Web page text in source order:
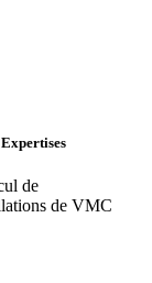
Expertises
de
de VMC